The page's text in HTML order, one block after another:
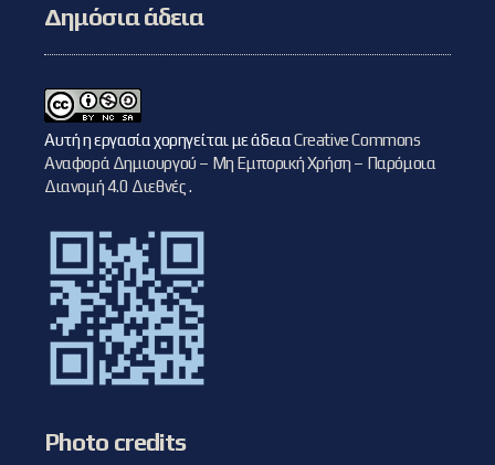
Δημόσια άδεια
Αυτή η εργασία χορηγείται με άδειαCreative Commons
Αναφορά Δημιουργού – Μη Εμπορική Χρήση – Παρόμοια
Διανομή 4.0 Διεθνές.
Photo credits